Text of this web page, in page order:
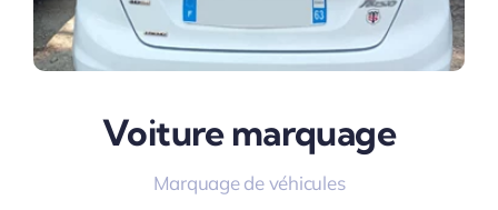
Voiture marquage
Marquage de véhicules